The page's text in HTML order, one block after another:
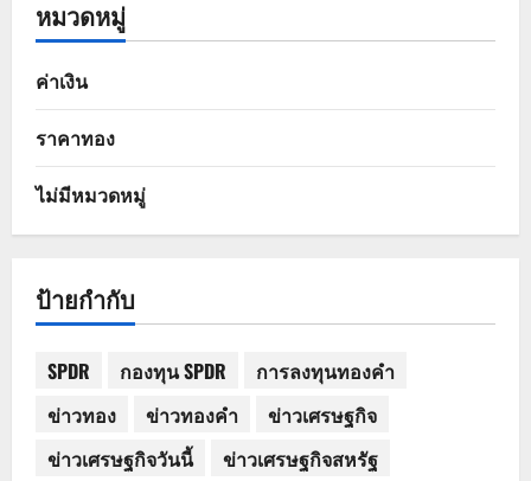
หมวดหมู่
ค่าเงิน
ราคาทอง
ไม่มีหมวดหมู่
ป้ายกำกับ
SPDR กองทุน SPDR
การลงทุนทองคำ
ข่าวทอง
ข่าวทองคำ
ข่าวเศรษฐกิจ
ข่าวเศรษฐกิจวันนี้
ข่าวเศรษฐกิจสหรัฐ